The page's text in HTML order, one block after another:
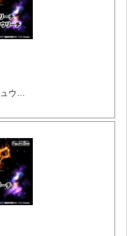
ストーリー系リーチ ジュウザVSラオウリーチ